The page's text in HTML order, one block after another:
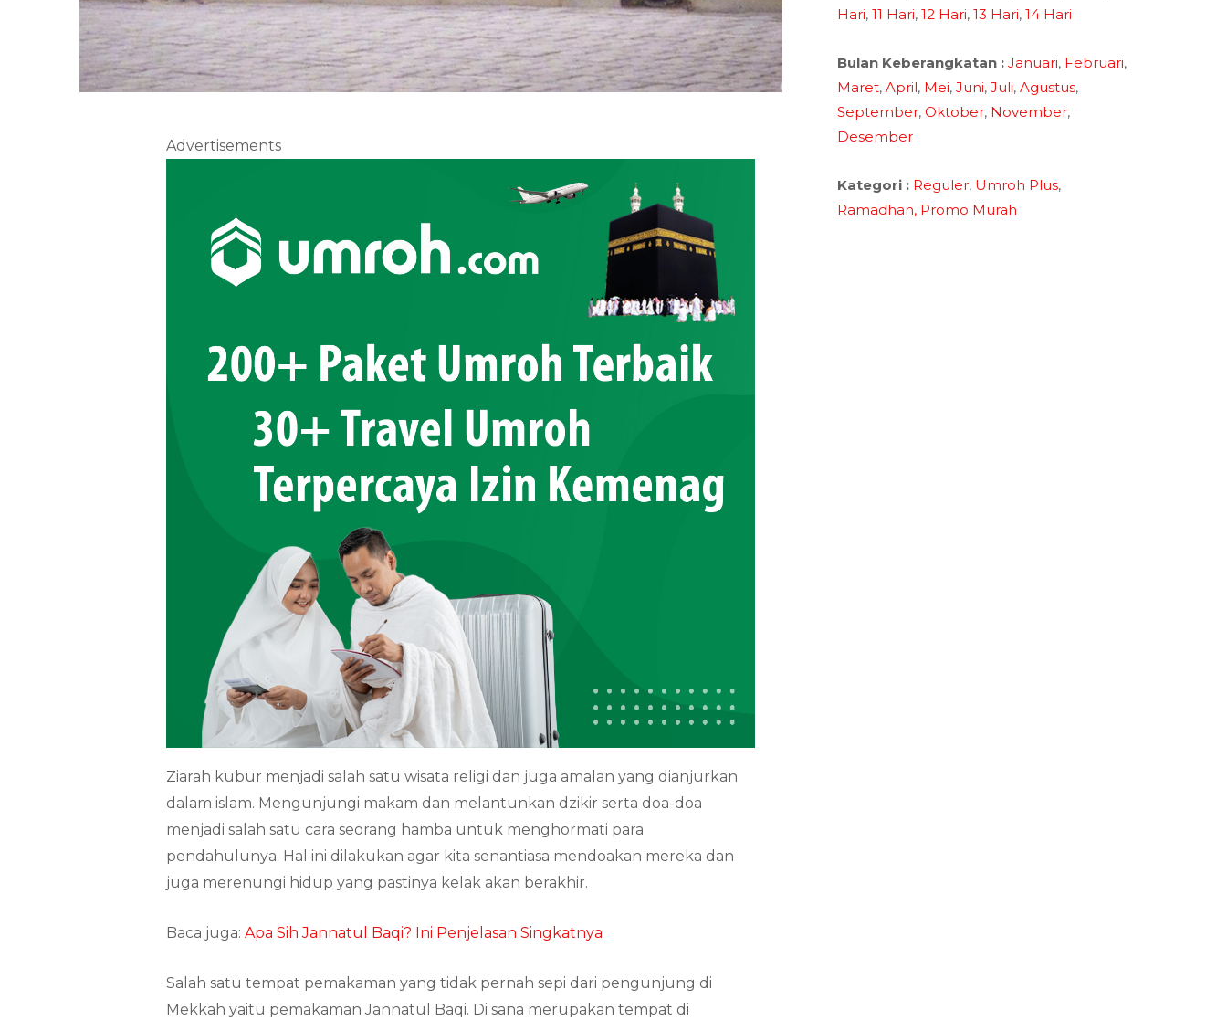
Advertisements
Ziarah kubur menjadi salah satu wisata religi dan juga amalan yang dianjurkan
dalam islam. Mengunjungi makam dan melantunkan dzikir serta doa-doa
menjadi salah satu cara seorang hamba untuk menghormati para
pendahulunya. Hal ini dilakukan agar kita senantiasa mendoakan mereka dan
juga merenungi hidup yang pastinya kelak akan berakhir.
Baca juga: Apa Sih Jannatul Baqi? Ini Penjelasan Singkatnya
Salah satu tempat pemakaman yang tidak pernah sepi dari pengunjung di
Mekkah yaitu pemakaman Jannatul Baqi. Di sana merupakan tempat di
Hari, 11 Hari, 12 Hari, 13 Hari, 14 Hari
Bulan Keberangkatan : Januari, Februari,
Maret, April, Mei, Juni, Juli, Agustus,
September, Oktober, November,
Desember
Kategori : Reguler, Umroh Plus,
Ramadhan, Promo Murah